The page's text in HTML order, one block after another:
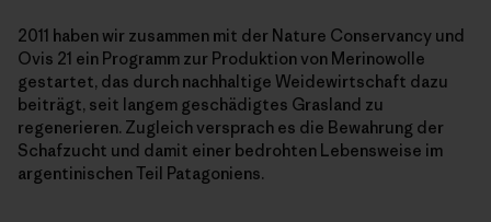
2011 haben wir zusammen mit der Nature Conservancy und
Ovis 21 ein Programm zur Produktion von Merinowolle
gestartet, das durch nachhaltige Weidewirtschaft dazu
beiträgt, seit langem geschädigtes Grasland zu
regenerieren. Zugleich versprach es die Bewahrung der
Schafzucht und damit einer bedrohten Lebensweise im
argentinischen Teil Patagoniens.